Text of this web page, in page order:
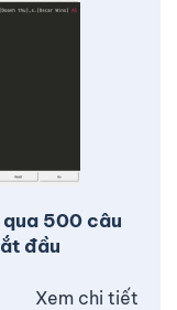
qua 500 câu
đầu
Xem chi tiết